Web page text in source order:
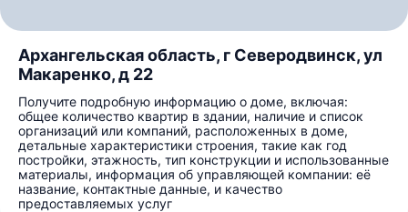
Архангельская область, г Северодвинск, ул
Макаренко, д 22
Получите подробную информацию о доме, включая:
общее количество квартир в здании, наличие и список
организаций или компаний, расположенных в доме,
детальные характеристики строения, такие как год
постройки, этажность, тип конструкции и использованные
материалы, информация об управляющей компании: её
название, контактные данные, и качество
предоставляемых услуг